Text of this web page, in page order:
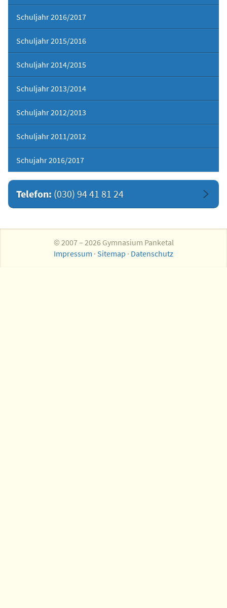
Schuljahr 2016/2017
Schuljahr 2015/2016
Schuljahr 2014/2015
Schuljahr 2013/2014
Schuljahr 2012/2013
Schuljahr 2011/2012
Schujahr 2016/2017
Telefon: (030) 94 41 81 24
© 2007 – 2026 Gymnasium Panketal
Impressum · Sitemap · Datenschutz